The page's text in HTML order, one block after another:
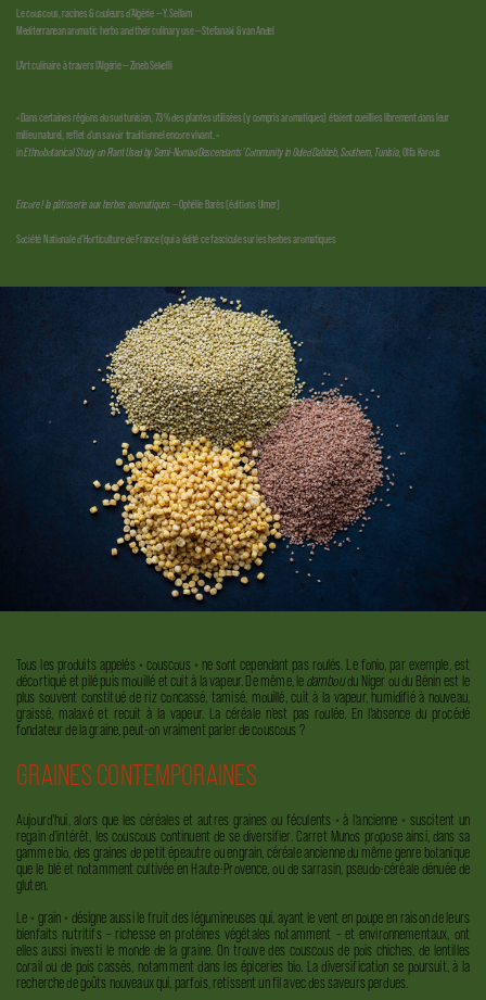
Le couscous, racines & couleurs d’Algérie — Y. Sellam
Mediterranean aromatic herbs and their culinary use — Stefanaki & van Andel
L’Art culinaire à travers l’Algérie — Zineb Sekelli
« Dans certaines régions du sud tunisien, 73 % des plantes utilisées (y compris aromatiques) étaient cueillies librement dans leur
milieu naturel, reflet d’un savoir traditionnel encore vivant. »
inEthnobotanical Study on Plant Used by Semi-Nomad Descendants’ Community in Ouled Dabbeb, Southern, Tunisia,Olfa Karous
Encore ! la pâtisserie aux herbes aromatiques— Ophélie Barès (éditions Ulmer)
Société Nationale d’Horticulture de France (qui a édité ce fascicule sur les herbes aromatiques
Tous les produits appelés « couscous » ne sont cependant pas roulés. Le fonio, par exemple, est
décortiqué et pilé puis mouillé et cuit à la vapeur. De même, ledamboudu Niger ou du Bénin est le
plus souvent constitué de riz concassé, tamisé, mouillé, cuit à la vapeur, humidifié à nouveau,
graissé, malaxé et recuit à la vapeur. La céréale n’est pas roulée. En l’absence du procédé
fondateur de la graine, peut-on vraiment parler de couscous ?
GRAINES CONTEMPORAINES
Aujourd’hui, alors que les céréales et autres graines ou féculents « à l’ancienne » suscitent un
regain d’intérêt, les couscous continuent de se diversifier. Carret Munos propose ainsi, dans sa
gamme bio, des graines de petit épeautre ou engrain, céréale ancienne du même genre botanique
que le blé et notamment cultivée en Haute-Provence, ou de sarrasin, pseudo-céréale dénuée de
gluten.
Le « grain » désigne aussi le fruit des légumineuses qui, ayant le vent en poupe en raison de leurs
bienfaits nutritifs – richesse en protéines végétales notamment – et environnementaux, ont
elles aussi investi le monde de la graine. On trouve des couscous de pois chiches, de lentilles
corail ou de pois cassés, notamment dans les épiceries bio. La diversification se poursuit, à la
recherche de goûts nouveaux qui, parfois, retissent un fil avec des saveurs perdues.